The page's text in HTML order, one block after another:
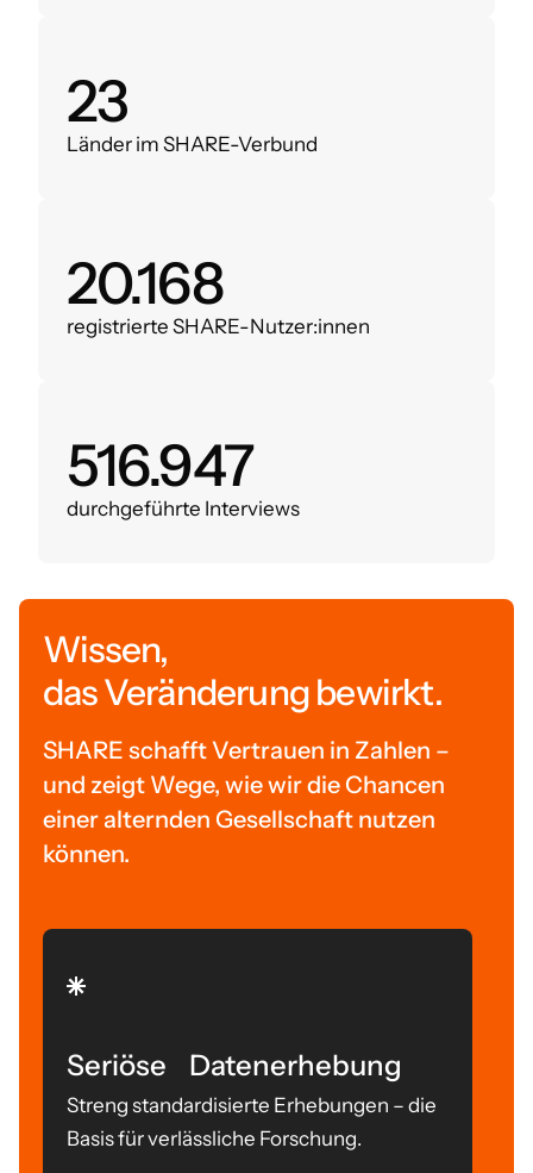
28
Länder im SHARE-Verbund
23.982
registrierte SHARE-Nutzer:innen
619.214
durchgeführte Interviews
Wissen,
das Veränderung bewirkt.
SHARE schafft Vertrauen in Zahlen –
und zeigt Wege, wie wir die Chancen
einer alternden Gesellschaft nutzen
können.
Seriöse Datenerhebung
Streng standardisierte Erhebungen – die
Basis für verlässliche Forschung.